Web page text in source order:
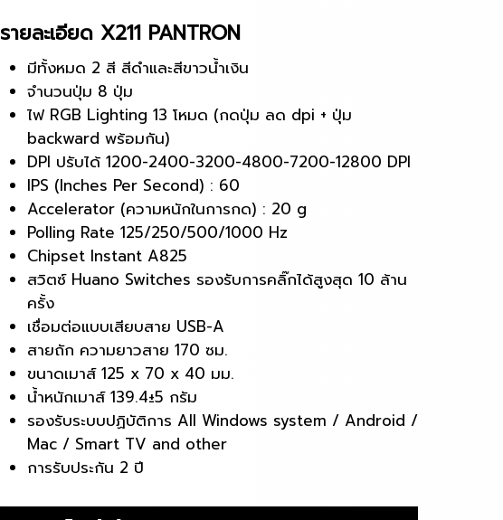
รายละเอียด X211 PANTRON
มีทั้งหมด 2 สี สีดำและสีขาวน้ำเงิน
จำนวนปุ่ม 8 ปุ่ม
ไฟ RGB Lighting 13 โหมด (กดปุ่ม ลด dpi + ปุ่ม
backward พร้อมกัน)
DPI ปรับได้ 1200-2400-3200-4800-7200-12800 DPI
IPS (Inches Per Second) : 60
Accelerator (ความหนักในการกด) : 20 g
Polling Rate 125/250/500/1000 Hz
Chipset Instant A825
สวิตซ์ Huano Switches รองรับการคลิ๊กได้สูงสุด 10 ล้าน
ครั้ง
เชื่อมต่อแบบเสียบสาย USB-A
สายถัก ความยาวสาย 170 ซม.
ขนาดเมาส์ 125 x 70 x 40 มม.
น้ำหนักเมาส์ 139.4±5 กรัม
รองรับระบบปฏิบัติการ All Windows system / Android /
Mac / Smart TV and other
การรับประกัน 2 ปี